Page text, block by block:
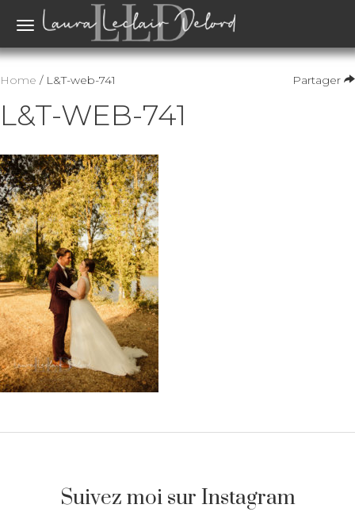
Toggle
Partager
Home / L&T-web-741
L&T-WEB-741
Suivez moi sur Instagram